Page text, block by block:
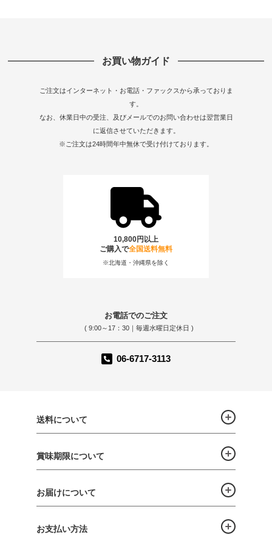
お買い物ガイド
ご注文はインターネット・お電話・ファックスから承っておりま
す。
なお、休業日中の受注、及びメールでのお問い合わせは翌営業日
に返信させていただきます。
※ご注文は24時間年中無休で受け付けております。
10,800円以上
ご購入で全国送料無料
※北海道・沖縄県を除く
お電話でのご注文
( 9:00～17：30｜毎週水曜日定休日 )
06-6717-3113
送料について
賞味期限について
お届けについて
お支払い方法